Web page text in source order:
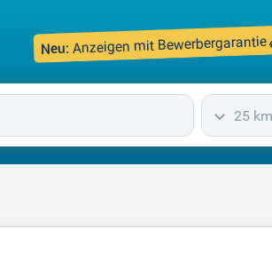
Neu: Anzeigen mit Bewerbergarantie
25 km